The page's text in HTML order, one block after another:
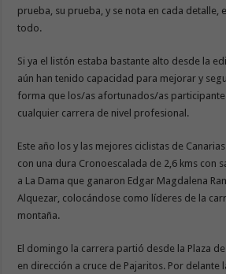
prueba, su prueba, y se nota en cada detalle,
todo.
Si ya el listón estaba bastante alto desde la
aún han tenido capacidad para mejorar y
forma que los/as afortunados/as
cualquier carrera de nivel profesional.
Este año los y las mejores ciclistas de
con una dura Cronoescalada de 2,6 kms con
a La Dama que ganaron Edgar Magdalena
Alquezar, colocándose como líderes de la
montaña.
El domingo la carrera partió desde la Plaza
en dirección a cruce de Pajaritos. Por delante